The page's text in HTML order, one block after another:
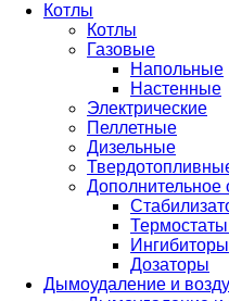
Котлы
Котлы
Газовые
Напольные
Настенные
Электрические
Пеллетные
Дизельные
Дополнительное
Ингибиторы
Дозаторы
Дымоудаление и